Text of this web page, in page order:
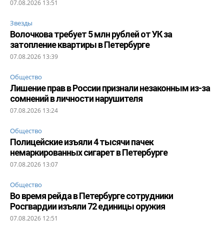
07.08.2026 13:51
Звезды
Волочкова требует 5 млн рублей от УК за
затопление квартиры в Петербурге
07.08.2026 13:39
Общество
Лишение прав в России признали незаконным из-за
сомнений в личности нарушителя
07.08.2026 13:24
Общество
Полицейские изъяли 4 тысячи пачек
немаркированных сигарет в Петербурге
07.08.2026 13:07
Общество
Во время рейда в Петербурге сотрудники
Росгвардии изъяли 72 единицы оружия
07.08.2026 12:51